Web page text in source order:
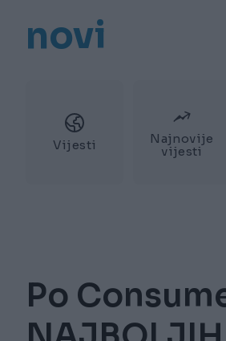
novi
Vijesti
Najnovije
vijesti
Po